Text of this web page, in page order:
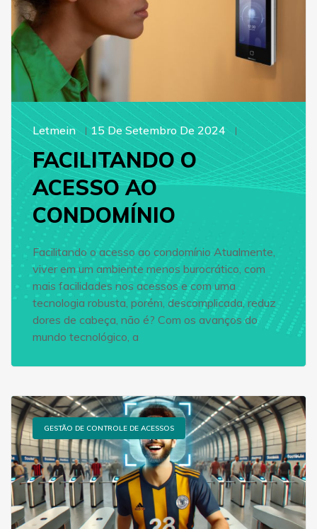
Letmein 15 De Setembro De 2024
FACILITANDO O
ACESSO AO
CONDOMÍNIO
Facilitando o acesso ao condomínio Atualmente,
viver em um ambiente menos burocrático, com
mais facilidades nos acessos e com uma
tecnologia robusta, porém, descomplicada, reduz
dores de cabeça, não é? Com os avanços do
mundo tecnológico, a
GESTÃO DE CONTROLE DE ACESSOS